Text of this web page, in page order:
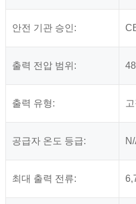
안전 기관 승인:
출력 전압 범위:
출력 유형:
공급자 온도 등급:
최대 출력 전류: